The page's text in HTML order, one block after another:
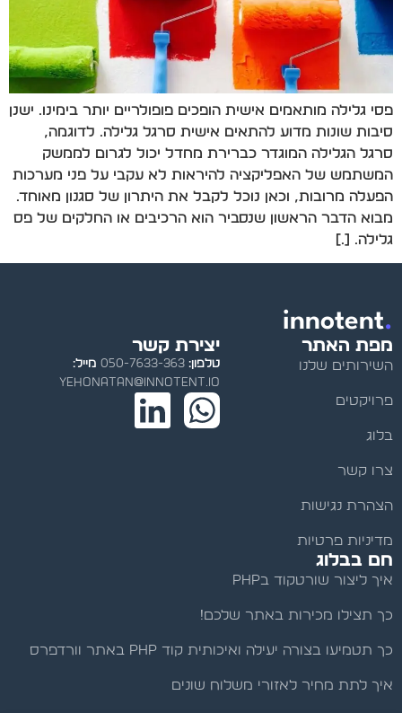
פסי גלילה מותאמים אישית הופכים פופולריים יותר בימינו. ישנן
סיבות שונות מדוע להתאים אישית סרגל גלילה. לדוגמה,
סרגל הגלילה המוגדר כברירת מחדל יכול לגרום לממשק
המשתמש של האפליקציה להיראות לא עקבי על פני מערכות
הפעלה מרובות, וכאן נוכל לקבל את היתרון של סגנון מאוחד.
מבוא הדבר הראשון שנסביר הוא הרכיבים או החלקים של פס
גלילה. […]
.
innotent
מפת האתר
השירותים שלנו
פרויקטים
בלוג
צרו קשר
הצהרת נגישות
מדיניות פרטיות
יצירת קשר
טלפון:050-7633-363
מייל:
yehonatan@innotent.io
חם בבלוג
איך ליצור שורטקוד בPHP
כך תצילו מכירות באתר שלכם!
כך תטמיעו בצורה יעילה ואיכותית קוד PHP באתר וורדפרס
איך לתת מחיר לאזורי משלוח שונים